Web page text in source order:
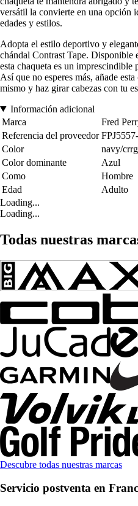
versátil la convierte en una opción
edades y estilos.
Adopta el estilo deportivo y
chándal Contrast Tape. Disponible
esta chaqueta es un imprescindible
Así que no esperes más, añade
mismo y haz girar cabezas con tu
Información adicional
Marca
Fred
Referencia del proveedor
Color
navy/
Color dominante
Azul
Como
Hombre
Edad
Adulto
Loading...
Loading...
Todas nuestras
Descubre todas nuestras marcas
Servicio postventa en